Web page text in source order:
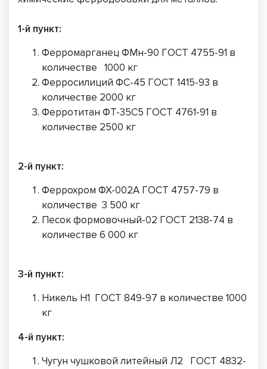
1-й пункт:
Ферромарганец ФМн-90 ГОСТ 4755-91 в
количестве 1000 кг
Ферросилиций ФС-45 ГОСТ 1415-93 в
количестве 2000 кг
Ферротитан ФТ-35С5 ГОСТ 4761-91 в
количестве 2500 кг
2-й пункт:
Феррохром ФХ-002А ГОСТ 4757-79 в
количестве 3 500 кг
Песок формовочный-02 ГОСТ 2138-74 в
количестве 6 000 кг
3-й пункт:
Никель Н1 ГОСТ 849-97 в количестве 1000
кг
4-й пункт:
Чугун чушковой литейный Л2 ГОСТ 4832-